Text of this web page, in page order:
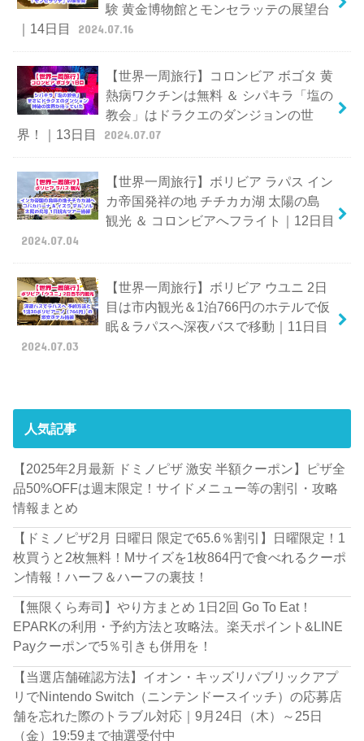
験 黄金博物館とモンセラッテの展望台
｜14日目
2024.07.16
【世界一周旅行】コロンビア ボゴタ 黄
熱病ワクチンは無料 ＆ シパキラ「塩の
教会」はドラクエのダンジョンの世
界！｜13日目
2024.07.07
【世界一周旅行】ボリビア ラパス イン
カ帝国発祥の地 チチカカ湖 太陽の島
観光 ＆ コロンビアへフライト｜12日目
2024.07.04
【世界一周旅行】ボリビア ウユニ 2日
目は市内観光＆1泊766円のホテルで仮
眠＆ラパスへ深夜バスで移動｜11日目
2024.07.03
人気記事
【2025年2月最新 ドミノピザ 激安 半額クーポン】ピザ全
品50%OFFは週末限定！サイドメニュー等の割引・攻略
情報まとめ
【ドミノピザ2月 日曜日 限定で65.6％割引】日曜限定！1
枚買うと2枚無料！Mサイズを1枚864円で食べれるクーポ
ン情報！ハーフ＆ハーフの裏技！
【無限くら寿司】やり方まとめ 1日2回 Go To Eat！
EPARKの利用・予約方法と攻略法。楽天ポイント&LINE
Payクーポンで5％引きも併用を！
【当選店舗確認方法】イオン・キッズリパブリックアプ
リでNintendo Switch（ニンテンドースイッチ）の応募店
舗を忘れた際のトラブル対応｜9月24日（木）～25日
（金）19:59まで抽選受付中